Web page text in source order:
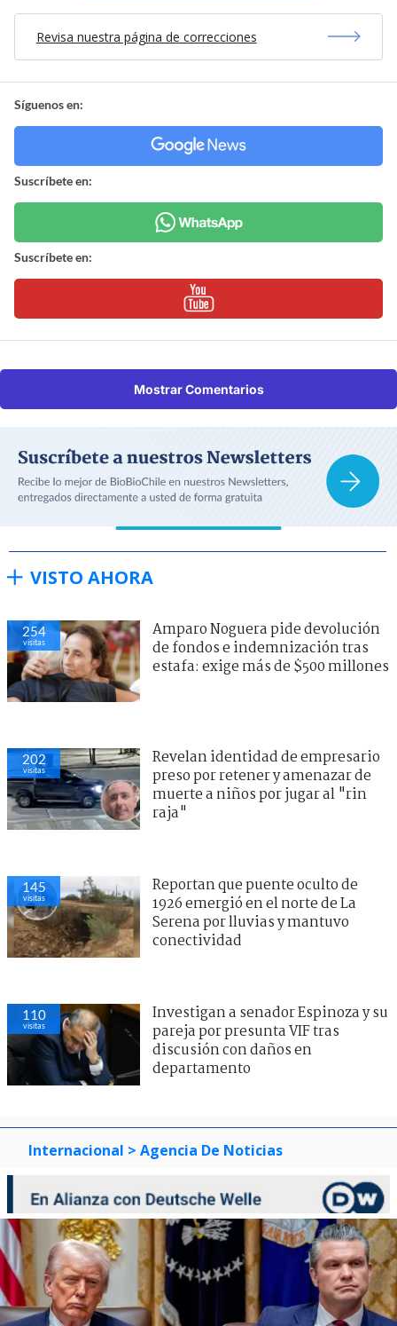
Revisa nuestra página de correcciones
Síguenos en:
Suscríbete en:
Suscríbete en:
Mostrar Comentarios
VISTO AHORA
254
visitas
Amparo Noguera pide devolución
de fondos e indemnización tras
estafa: exige más de $500 millones
202
visitas
Revelan identidad de empresario
preso por retener y amenazar de
muerte a niños por jugar al "rin
raja"
145
visitas
Reportan que puente oculto de
1926 emergió en el norte de La
Serena por lluvias y mantuvo
conectividad
110
visitas
Investigan a senador Espinoza y su
pareja por presunta VIF tras
discusión con daños en
departamento
Internacional > Agencia De Noticias